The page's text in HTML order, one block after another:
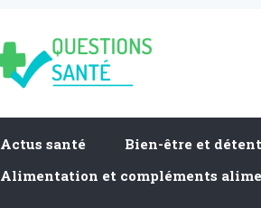
Actus santé Bien-être et
Alimentation et compléments